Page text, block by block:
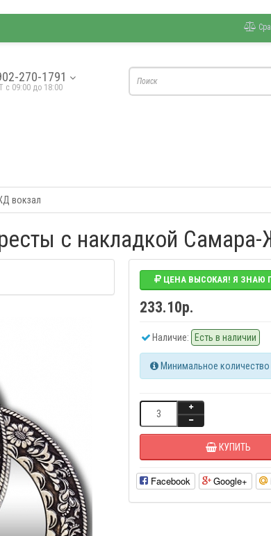
270-1791
с 09:00 до 18:00
вокзал
с накладкой
ЦЕНА ВЫСОКАЯ! Я ЗНАЮ
233.10р.
Наличие: Есть в наличии
Минимальное количество
КУПИТЬ
Facebook Google+